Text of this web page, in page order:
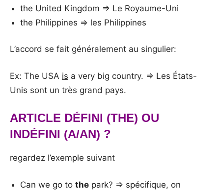
the United Kingdom => Le Royaume-Uni
the Philippines => les Philippines
L’accord se fait généralement au singulier:
Ex: The USA is a very big country. => Les États-
Unis sont un très grand pays.
ARTICLE DÉFINI (THE) OU
INDÉFINI (A/AN) ?
regardez l’exemple suivant
Can we go tothe park? => spécifique, on